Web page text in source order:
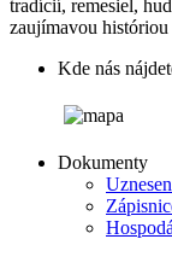
tradícií, remesiel,
zaujímavou
Kde nás
Dokumenty